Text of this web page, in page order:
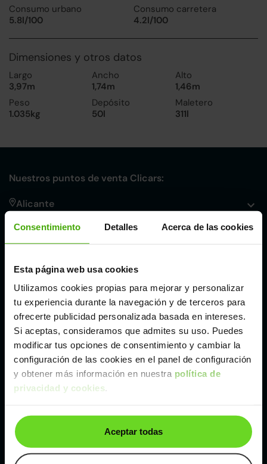
Consentimiento Detalles Acerca de las cookies
Esta página web usa cookies
Utilizamos cookies propias para mejorar y personalizar
tu experiencia durante la navegación y de terceros para
ofrecerte publicidad personalizada basada en intereses.
Si aceptas, consideramos que admites su uso. Puedes
modificar tus opciones de consentimiento y cambiar la
configuración de las cookies en el panel de configuración
y obtener más información en nuestra política de
privacidad y cookies.
Aceptar todas
Consumo urbano
5.8l/100
Consumo carretera
4.2l/100
Dimensiones y otros datos
Largo
3,97m
Ancho
1,74m
Alto
1,46m
Peso
1.035kg
Depósito
50l
Maletero
311l
Nuestros puntos de venta Clicars:
Alicante
Córdoba
Madrid
Málaga
Valencia
Zaragoza
Ver Peugeot 208 de segunda mano y ocasión
Peugeot 208 de segunda mano y ocasión